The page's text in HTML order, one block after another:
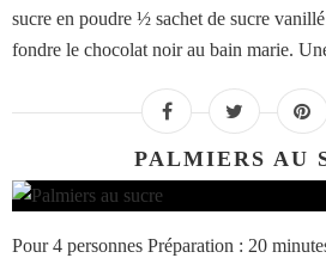
sucre en poudre ½ sachet de sucre
fondre le chocolat noir au bain marie.
PALMIERS AU
Pour 4 personnes Préparation : 20